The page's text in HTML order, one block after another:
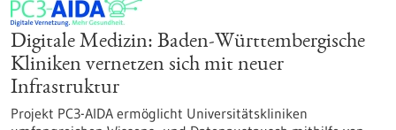
Digitale Medizin: Baden-Württembergische
Kliniken vernetzen sich mit neuer
Infrastruktur
Projekt PC3-AIDA ermöglicht Universitätskliniken